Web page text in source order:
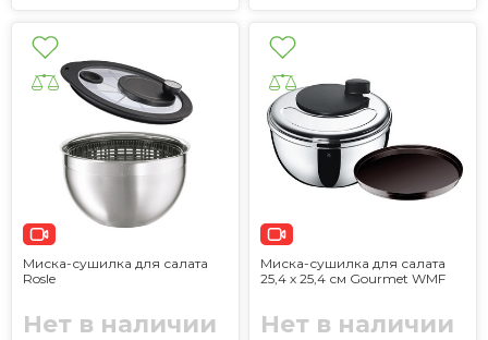
Миска-сушилка для салата
Rosle
Нет в наличии
Миска-сушилка для салата
25,4 х 25,4 см Gourmet WMF
Нет в наличии